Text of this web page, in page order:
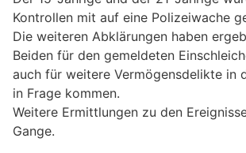
Kontrollen mit auf eine Polizeiwache
Die weiteren Abklärungen haben
Beiden für den gemeldeten
auch für weitere Vermögensdelikte in
in Frage kommen.
Weitere Ermittlungen zu den
Gange.